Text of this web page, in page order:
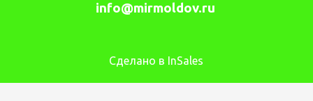
info@mirmoldov.ru
Сделано в InSales